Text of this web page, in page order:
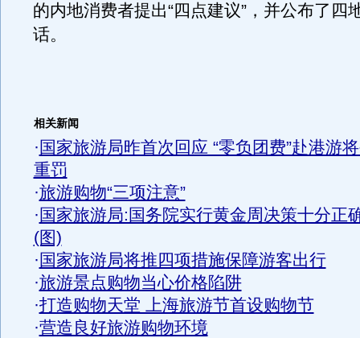
的内地消费者提出“四点建议”，并公布了四
话。
相关新闻
· 国家旅游局昨首次回应 “零负团费”赴港游
重罚
·旅游购物“三项注意”
· 国家旅游局:国务院实行黄金周决策十分正
(图)
· 国家旅游局将推四项措施保障游客出行
·旅游景点购物当心价格陷阱
·打造购物天堂 上海旅游节首设购物节
·营造良好旅游购物环境